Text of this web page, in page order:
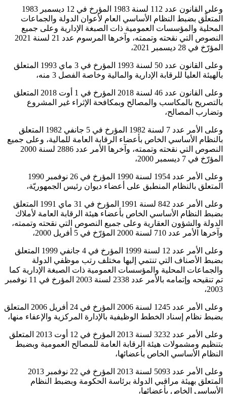
وعلى القانون عدد 112 لسنة 1983 المؤرخ في 12 ديسمبر 1983
المتعلّق بضبط النظام الأساسي العام لأعوان الدولة والجماعات
المحلية والمؤسسات العمومية ذات الصبغة الإدارية وعلى جميع
النصوص التي نقحته وتممته، وآخرها المرسوم عدد 21 لسنة 2021
المؤرّخ في 28 ديسمبر 2021،
وعلى القانون عدد 50 لسنة 1993 المؤرخ في 3 ماي 1993 المتعلق
بالهيئة العليا للرقابة الإدارية والمالية وخاصة الفصل 3 منه،
وعلى القانون عدد 46 لسنة 2018 المؤرخ في 1 أوت 2018 المتعلق
بالتصريح بالمكاسب والمصالح وبمكافحة الإثراء غير المشروع
وتضارب المصالح،
وعلى الأمر عدد 7 لسنة 1982 المؤرخ في 5 جانفي 1982 المتعلق
بالنظام الأساسي الخاص بأعضاء الرقابة العامة للمالية، وعلى جميع
النصوص التي نقحته وتممته، وآخرها الأمر عدد 2886 لسنة 2000
المؤرّخ في 7 ديسمبر 2000،
وعلى الأمر عدد 1954 لسنة 1990 المؤرخ في 26 نوفمبر 1990
المتعلق بالنظام المنطبق على أعضاء ديوان رئيس الجمهوريّة،
وعلى الأمر عدد 842 لسنة 1991 المؤرخ في 31 ماي 1991 المتعلق
بضبط النظام الأساسي الخاص بأعضاء هيئة الرقابة العامة لأملاك
الدولة والشؤون العقارية وعلى جميع النصوص التي نقحته وتممته،
وآخرها الأمر عدد 710 لسنة 2000 المؤرّخ في 5 أفريل 2000،
وعلى الأمر عدد 12 لسنة 1999 المؤرخ في 4 جانفي 1999 المتعلق
بضبط الأصناف التي تنتمي إليها مختلف رتب موظفي الدولة
والجماعات المحلية والمؤسسات العمومية ذات الصبغة الإدارية كما
تم تنقيحه وإتمامه بالأمر عدد 2338 لسنة 2003 المؤرخ في 11 نوفمبر
2003،
وعلى الأمر عدد 1245 لسنة 2006 المؤرخ في 24 أفريل 2006 المتعلق
بضبط نظام إسناد الخطط الوظيفية بالإدارة المركزية والإعفاء منها،
وعلى الأمر عدد 3232 لسنة 2013 المؤرخ في 12 أوت 2013 المتعلق
بتنظيم ومشمولات هيئة الرقابة العامة للمصالح العمومية وبضبط
النظام الأساسي الخاص بأعضائها،
وعلى الأمر عدد 5093 لسنة 2013 المؤرخ في 22 نوفمبر 2013
المتعلق بهيئة مراقبي الدولة برئاسة الحكومة وبضبط النظام
الأساسي الخاص بأعضائها،